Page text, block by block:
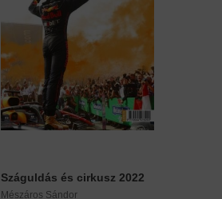
Száguldás és cirkusz 2022
Mészáros Sándor